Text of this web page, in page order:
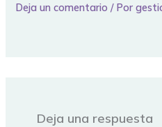
Deja un comentario / Por
Deja una respuesta